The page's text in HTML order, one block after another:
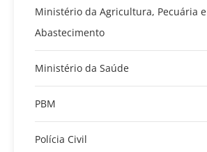
Ministério da Agricultura, Pecuária e
Abastecimento
Ministério da Saúde
PBM
Polícia Civil